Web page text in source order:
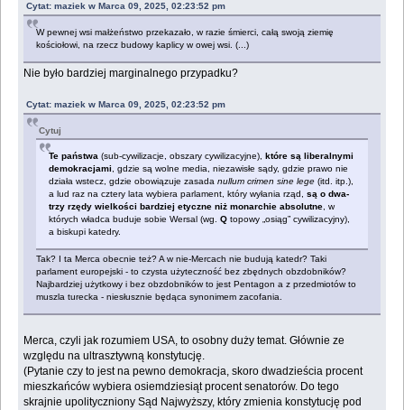
Cytat: maziek w Marca 09, 2025, 02:23:52 pm
W pewnej wsi małżeństwo przekazało, w razie śmierci, całą swoją ziemię
kościołowi, na rzecz budowy kaplicy w owej wsi. (...)
Nie było bardziej marginalnego przypadku?
Cytat: maziek w Marca 09, 2025, 02:23:52 pm
Cytuj
Te państwa (sub-cywilizacje, obszary cywilizacyjne), które są liberalnymi
demokracjami, gdzie są wolne media, niezawisłe sądy, gdzie prawo nie
działa wstecz, gdzie obowiązuje zasadanullum crimen sine lege (itd. itp.),
a lud raz na cztery lata wybiera parlament, który wyłania rząd,są o dwa-
trzy rzędy wielkości bardziej etyczne niż monarchie absolutne, w
których władca buduje sobie Wersal (wg.Q topowy „osiąg” cywilizacyjny),
a biskupi katedry.
Tak? I ta Merca obecnie też? A w nie-Mercach nie budują katedr? Taki
parlament europejski - to czysta użyteczność bez zbędnych obzdobników?
Najbardziej użytkowy i bez obzdobników to jest Pentagon a z przedmiotów to
muszla turecka - niesłusznie będąca synonimem zacofania.
Merca, czyli jak rozumiem USA, to osobny duży temat. Głównie ze
względu na ultrasztywną konstytucję.
(Pytanie czy to jest na pewno demokracja, skoro dwadzieścia procent
mieszkańców wybiera osiemdziesiąt procent senatorów. Do tego
skrajnie upolityczniony Sąd Najwyższy, który zmienia konstytucję pod